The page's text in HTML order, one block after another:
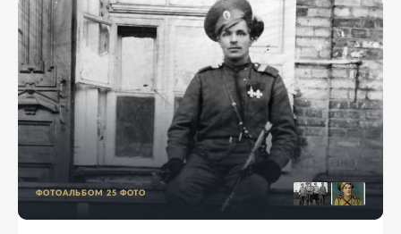
ФОТОАЛЬБОМ 25 ФОТО